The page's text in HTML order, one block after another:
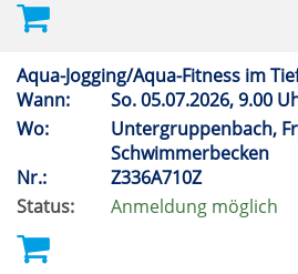
Aqua-Jogging/Aqua-Fitness im
Wann:
So.05.07.2026, 9.00
Wo:
Untergruppenbach,
Schwimmerbecken
Nr.:
Z336A710Z
Status:
Anmeldung möglich